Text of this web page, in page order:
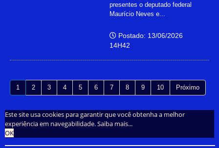
presentes o deputado federal
Maurício Neves e...
Postado: 13/06/2026
14H42
1 2 3 4 5 6 7 8 9 10 Próximo
Este site usa cookies para garantir que você obtenha a melhor
experiência em navegabilidade.Saiba mais...
OK